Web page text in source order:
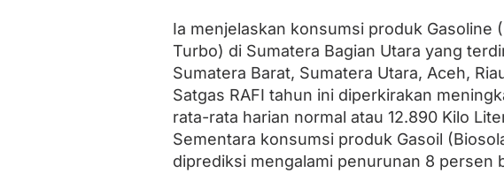
g
i
i
S
u
m
a
t
Ia menjelaskan konsumsi produk Gasoline
Turbo) di Sumatera Bagian Utara yang
Sumatera Barat, Sumatera Utara, Aceh,
Satgas RAFI tahun ini diperkirakan
rata-rata harian normal atau 12.890 Kilo
Sementara konsumsi produk Gasoil
diprediksi mengalami penurunan 8 persen